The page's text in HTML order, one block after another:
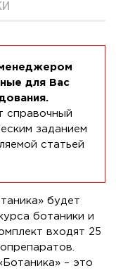
менеджером
для Вас
справочный
заданием
статьей
будет
ботаники и
входят 25
– это